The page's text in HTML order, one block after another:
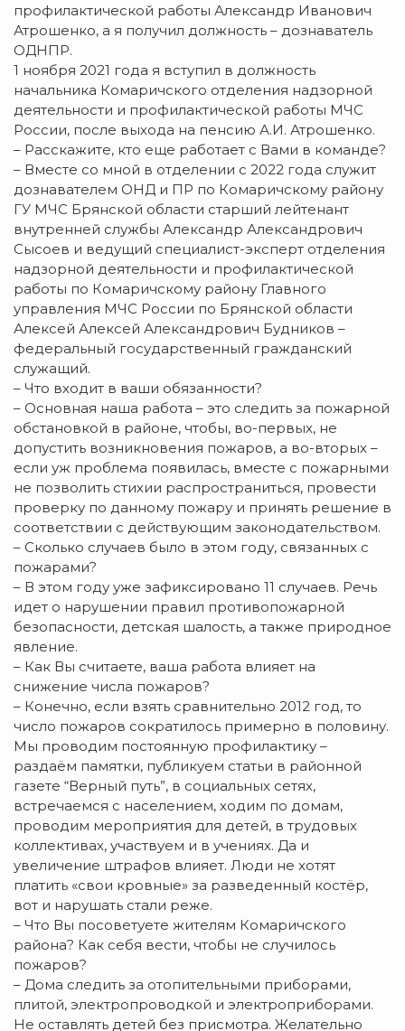
профилактической работы Александр Иванович
Атрошенко, а я получил должность – дознаватель
ОДНПР.
1 ноября 2021 года я вступил в должность
начальника Комаричского отделения надзорной
деятельности и профилактической работы МЧС
России, после выхода на пенсию А.И. Атрошенко.
– Расскажите, кто еще работает с Вами в команде?
– Вместе со мной в отделении с 2022 года служит
дознавателем ОНД и ПР по Комаричскому району
ГУ МЧС Брянской области старший лейтенант
внутренней службы Александр Александрович
Сысоев и ведущий специалист-эксперт отделения
надзорной деятельности и профилактической
работы по Комаричскому району Главного
управления МЧС России по Брянской области
Алексей Алексей Александрович Будников –
федеральный государственный гражданский
служащий.
– Что входит в ваши обязанности?
– Основная наша работа – это следить за пожарной
обстановкой в районе, чтобы, во-первых, не
допустить возникновения пожаров, а во-вторых –
если уж проблема появилась, вместе с пожарными
не позволить стихии распространиться, провести
проверку по данному пожару и принять решение в
соответствии с действующим законодательством.
– Сколько случаев было в этом году, связанных с
пожарами?
– В этом году уже зафиксировано 11 случаев. Речь
идет о нарушении правил противопожарной
безопасности, детская шалость, а также природное
явление.
– Как Вы считаете, ваша работа влияет на
снижение числа пожаров?
– Конечно, если взять сравнительно 2012 год, то
число пожаров сократилось примерно в половину.
Мы проводим постоянную профилактику –
раздаём памятки, публикуем статьи в районной
газете “Верный путь”, в социальных сетях,
встречаемся с населением, ходим по домам,
проводим мероприятия для детей, в трудовых
коллективах, участвуем и в учениях. Да и
увеличение штрафов влияет. Люди не хотят
платить «свои кровные» за разведенный костёр,
вот и нарушать стали реже.
– Что Вы посоветуете жителям Комаричского
района? Как себя вести, чтобы не случилось
пожаров?
– Дома следить за отопительными приборами,
плитой, электропроводкой и электроприборами.
Не оставлять детей без присмотра. Желательно